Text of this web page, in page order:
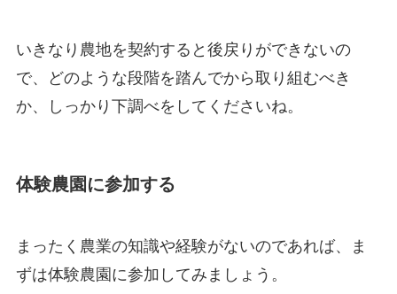
いきなり農地を契約すると後戻りができないの
で、どのような段階を踏んでから取り組むべき
か、しっかり下調べをしてくださいね。
体験農園に参加する
まったく農業の知識や経験がないのであれば、ま
ずは体験農園に参加してみましょう。